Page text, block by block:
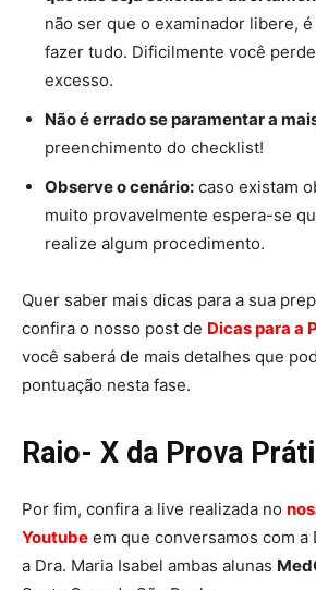
não ser que o examinador libere,
fazer tudo. Dificilmente você
excesso.
Não é errado se paramentar a
preenchimento do checklist!
Observe o cenário: caso existam
muito provavelmente espera-se
realize algum procedimento.
Quer saber mais dicas para a sua
confira o nosso post de Dicas para a
você saberá de mais detalhes que
pontuação nesta fase.
Raio- X da Prova
Por fim, confira a live realizada no
Youtube em que conversamos com a
a Dra. Maria Isabel ambas alunas